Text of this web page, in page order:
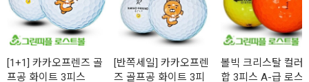
[1+1] 카카오프렌즈 골
프공 화이트 3피스
[반쪽세일] 카카오프렌
즈 골프공 화이트 3피
볼빅 크리스탈 컬러
합 3피스 A-급 로스